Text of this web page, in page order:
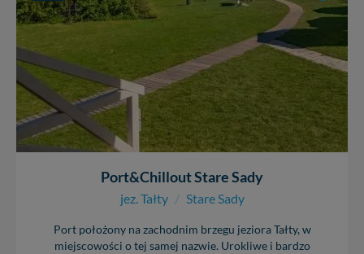
Port&Chillout Stare Sady
jez. Tałty / Stare Sady
Port położony na zachodnim brzegu jeziora Tałty, w
miejscowości o tej samej nazwie. Urokliwe i bardzo